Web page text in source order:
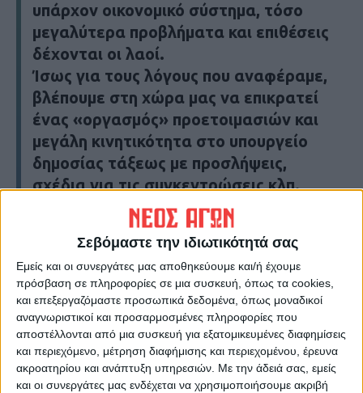
Σεβόμαστε την ιδιωτικότητά σας
Εμείς και οι συνεργάτες μας αποθηκεύουμε και/ή έχουμε
πρόσβαση σε πληροφορίες σε μια συσκευή, όπως τα cookies,
και επεξεργαζόμαστε προσωπικά δεδομένα, όπως μοναδικοί
αναγνωριστικοί και προσαρμοσμένες πληροφορίες που
αποστέλλονται από μια συσκευή για εξατομικευμένες διαφημίσεις
και περιεχόμενο, μέτρηση διαφήμισης και περιεχομένου, έρευνα
ακροατηρίου και ανάπτυξη υπηρεσιών. Με την άδειά σας, εμείς
και οι συνεργάτες μας ενδέχεται να χρησιμοποιήσουμε ακριβή
υπάρχον οικονομικό σύστημα, τόσο
μεγαλύτερα προβλήματα και επιθέσεις
δέχονται οι λαοί.
Ίσως για τους λόγους που αναφέραμε,
βλέπουμε στη χώρα μας να επικρατεί
ένας «οργασμός» προετοιμασιών και
μεγάλη κινητικότητα στο υπουργείο
δημοσίας τάξεως με προσλήψεις,
σχέδια για τις συγκεντρώσεις κλπ.
Ενέργειες οι οποίες, λογικά
σκεπτόμενοι, θα έπρεπε να περιέλθουν
σε δεύτερη μοίρα και να προταχθούν οι
πάμπολλες ανάγκες στις δημόσιες
δομές υγείας αλλά και στην παιδεία
προκειμένου τα μαθήματα να γίνονται
ανεμπόδιστα δια ζώσης με τις
βέλτιστες δυνατές συνθήκες
υγειονομικής ασφάλειας. Σε ότι αφορά